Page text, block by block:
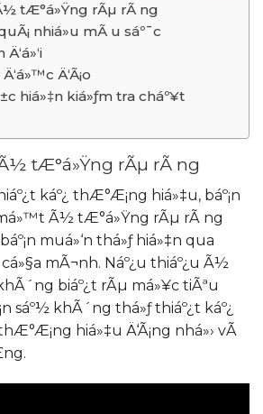
tÆ°á»Ÿng rÃµ rÃ ng
nhiá»u mÃ u sáº¯c
Ä‘Ã¡o
hiá»‡n kiá»ƒm tra cháº¥t
tÆ°á»Ÿng rÃµ rÃ ng
káº¿ thÆ°Æ¡ng hiá»‡u, báº¡n
má»™t Ã½ tÆ°á»Ÿng rÃµ rÃ ng
muá»‘n thá»ƒ hiá»‡n qua
mÃ¬nh. Náº¿u thiáº¿u Ã½
biáº¿t rÃµ má»¥c tiÃªu
sáº½ khÃ´ng thá»ƒ thiáº¿t káº¿
hiá»‡u Ä‘Ã¡ng nhá»› vÃ